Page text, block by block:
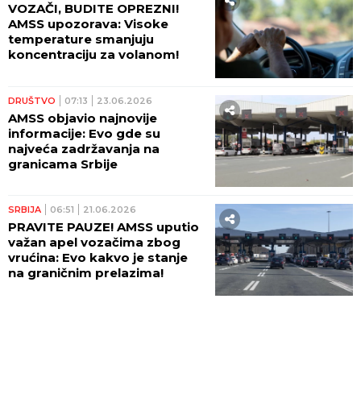
VOZAČI, BUDITE OPREZNI!
AMSS upozorava: Visoke
temperature smanjuju
koncentraciju za volanom!
DRUŠTVO 07:13 23.06.2026
AMSS objavio najnovije
informacije: Evo gde su
najveća zadržavanja na
granicama Srbije
SRBIJA 06:51 21.06.2026
PRAVITE PAUZE! AMSS uputio
važan apel vozačima zbog
vrućina: Evo kakvo je stanje
na graničnim prelazima!